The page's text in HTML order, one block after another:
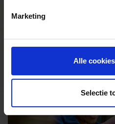
Marketing
Alle
Selectie
cadeaukaarten met een
heeft te maken met het
creditcard tot 30 dagen
ingetrokken.